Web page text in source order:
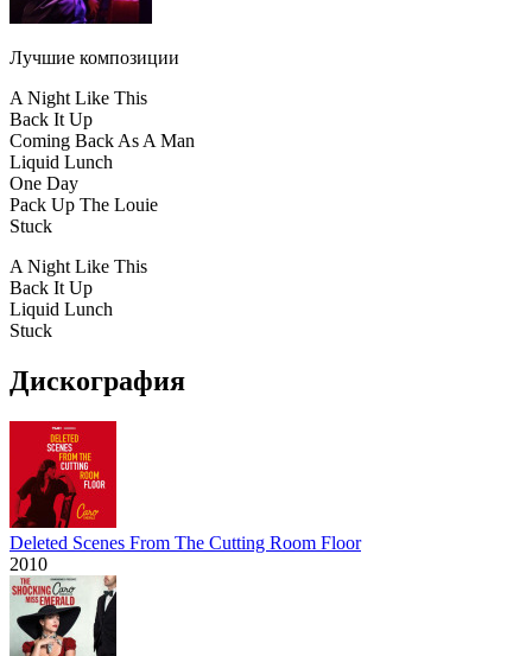
Лучшие композиции
A Night Like This
Back It Up
Coming Back As A Man
Liquid Lunch
One Day
Pack Up The Louie
Stuck
A Night Like This
Back It Up
Liquid Lunch
Stuck
Дискография
Deleted Scenes From The Cutting Room Floor
2010